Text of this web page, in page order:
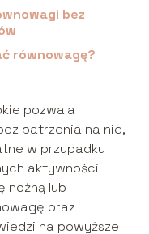
bez
równowagę?
pozwala
patrzenia na nie,
w przypadku
aktywności
nożną lub
oraz
na powyższe